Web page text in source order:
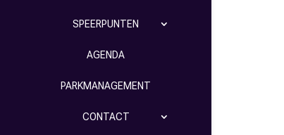
SPEERPUNTEN
AGENDA
PARKMANAGEMENT
CONTACT